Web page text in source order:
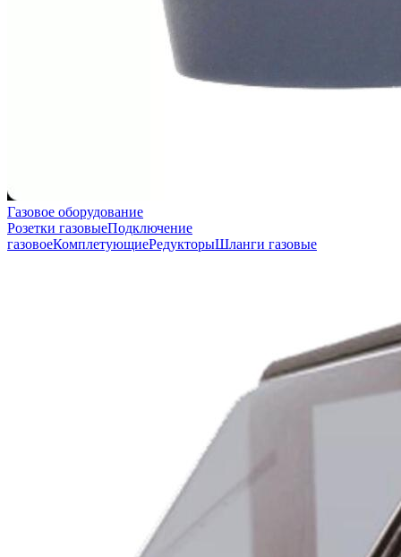
Газовое оборудование
Розетки газовыеПодключение
газовоеКомплетующиеРедукторыШланги газовые